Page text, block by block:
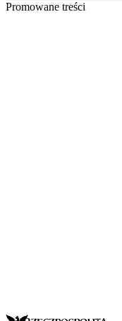
Promowane treści